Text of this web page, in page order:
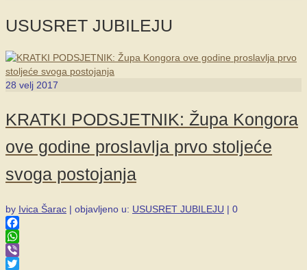
USUSRET JUBILEJU
28 velj 2017
KRATKI PODSJETNIK: Župa Kongora
ove godine proslavlja prvo stoljeće
svoga postojanja
by Ivica Šarac | objavljeno u: USUSRET JUBILEJU | 0
Facebook
WhatsApp
Viber